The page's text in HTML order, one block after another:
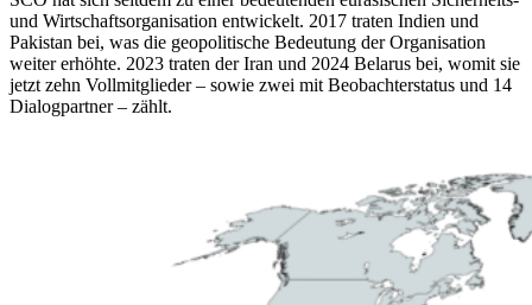
und Wirtschaftsorganisation entwickelt. 2017 traten Indien und
Pakistan bei, was die geopolitische Bedeutung der Organisation
weiter erhöhte. 2023 traten der Iran und 2024 Belarus bei, womit sie
jetzt zehn Vollmitglieder – sowie zwei mit Beobachterstatus und 14
Dialogpartner – zählt.